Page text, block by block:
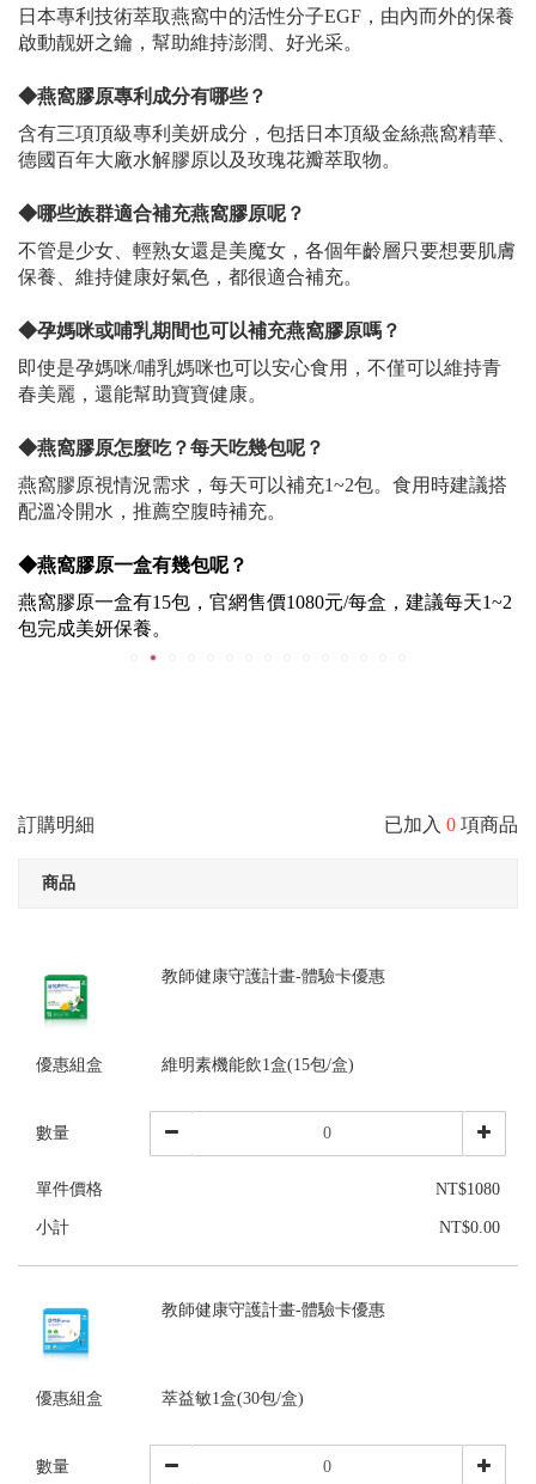
日本專利技術萃取燕窩中的活性分子EGF，由內而外的保養
啟動靓妍之鑰，幫助維持澎潤、好光采。
◆燕窩膠原專利成分有哪些？
含有三項頂級專利美妍成分，包括日本頂級金絲燕窩精華、
德國百年大廠水解膠原以及玫瑰花瓣萃取物。
◆哪些族群適合補充燕窩膠原呢？
不管是少女、輕熟女還是美魔女，各個年齡層只要想要肌膚
保養、維持健康好氣色，都很適合補充。
◆孕媽咪或哺乳期間也可以補充燕窩膠原嗎？
即使是孕媽咪/哺乳媽咪也可以安心食用，不僅可以維持青
春美麗，還能幫助寶寶健康。
◆燕窩膠原怎麼吃？每天吃幾包呢？
燕窩膠原視情況需求，每天可以補充1~2包。食用時建議搭
配溫冷開水，推薦空腹時補充。
◆燕窩膠原一盒有幾包呢？
燕窩膠原一盒有15包，官網售價1080元/每盒， 建議每天1~2
包完成美妍保養。
訂購明細 已加入 0 項商品
商品
教師健康守護計畫-體驗卡優惠
優惠組盒 維明素機能飲1盒(15包/盒)
數量
單件價格 NT$1080
小計 NT$0.00
教師健康守護計畫-體驗卡優惠
優惠組盒 萃益敏1盒(30包/盒)
數量